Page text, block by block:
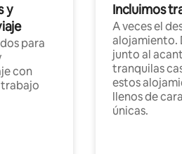
y
para
con
trabajo
Incluimos
A veces el
alojamiento.
junto al
tranquilas
estos
llenos de
únicas.